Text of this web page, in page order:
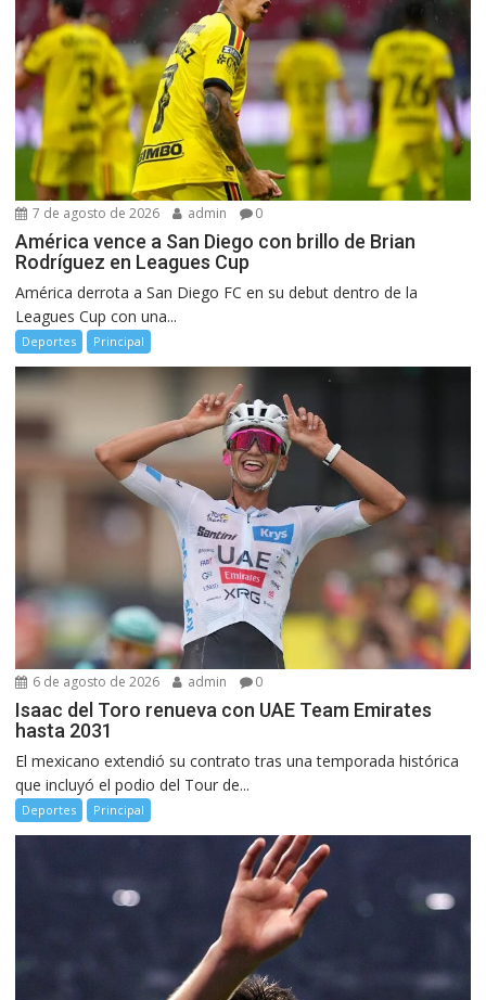
7 de agosto de 2026 admin 0
América vence a San Diego con brillo de Brian
Rodríguez en Leagues Cup
América derrota a San Diego FC en su debut dentro de la
Leagues Cup con una...
Deportes Principal
6 de agosto de 2026 admin 0
Isaac del Toro renueva con UAE Team Emirates
hasta 2031
El mexicano extendió su contrato tras una temporada histórica
que incluyó el podio del Tour de...
Deportes Principal